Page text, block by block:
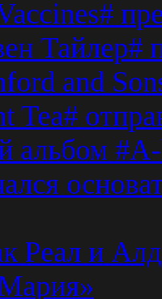
Тайлер#
and
Tea#
альбом #A-
Реал и